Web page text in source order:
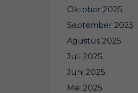
Oktober 2025
September 2025
Agustus 2025
Juli 2025
Juni 2025
Mei 2025